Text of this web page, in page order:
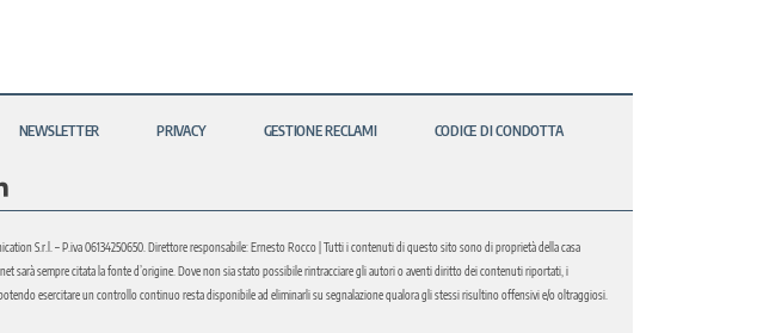
NEWSLETTER PRIVACY GESTIONE RECLAMI CODICE DI CONDOTTA
S.r.l. – P.iva 06134250650. Direttore responsabile: Ernesto Rocco | Tutti i contenuti di questo sito sono di proprietà della casa
sarà sempre citata la fonte d’origine. Dove non sia stato possibile rintracciare gli autori o aventi diritto dei contenuti riportati, i
esercitare un controllo continuo resta disponibile ad eliminarli su segnalazione qualora gli stessi risultino offensivi e/o oltraggiosi.